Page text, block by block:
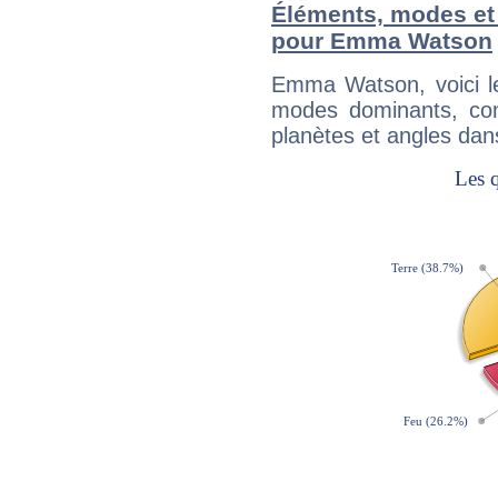
Éléments, modes
pour Emma Watson
Emma Watson, voici
modes dominants,
planètes et angles